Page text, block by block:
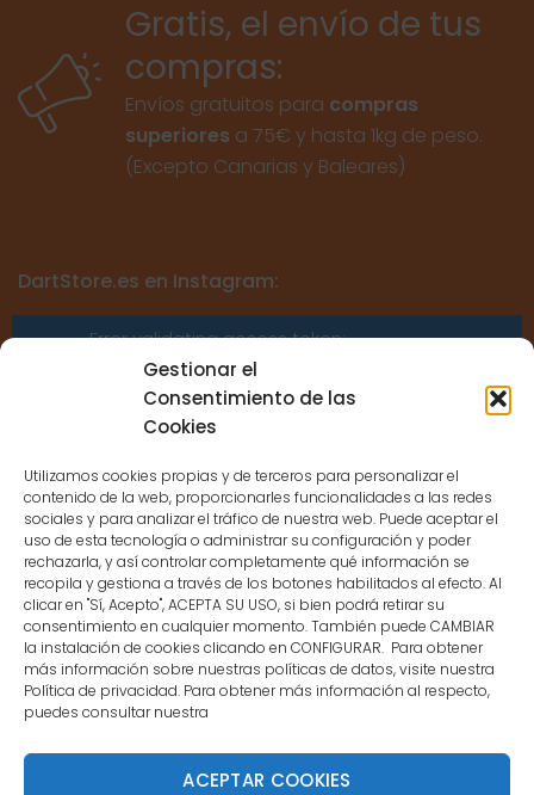
Gestionar el
Consentimiento de las
Cookies
Utilizamos cookies propias y de terceros para personalizar el
contenido de la web, proporcionarles funcionalidades a las redes
sociales y para analizar el tráfico de nuestra web. Puede aceptar el
uso de esta tecnología o administrar su configuración y poder
rechazarla, y así controlar completamente qué información se
recopila y gestiona a través de los botones habilitados al efecto. Al
clicar en "Sí, Acepto", ACEPTA SU USO, si bien podrá retirar su
consentimiento en cualquier momento. También puede CAMBIAR
la instalación de cookies clicando en CONFIGURAR. Para obtener
más información sobre nuestras políticas de datos, visite nuestra
Política de privacidad. Para obtener más información al respecto,
puedes consultar nuestra
ACEPTAR COOKIES
Gratis, el envío de tus
compras:
Envíos gratuitos para compras
superiores a 75€ y hasta 1kg de peso.
(Excepto Canarias y Baleares)
DartStore.es en Instagram:
Error validating access token:
Sessions for the user are not allowed
because the user is not a confirmed
CONTACTO
MENÚ PRINCIPAL
MI CUENTA
DOCUMENTACIÓN